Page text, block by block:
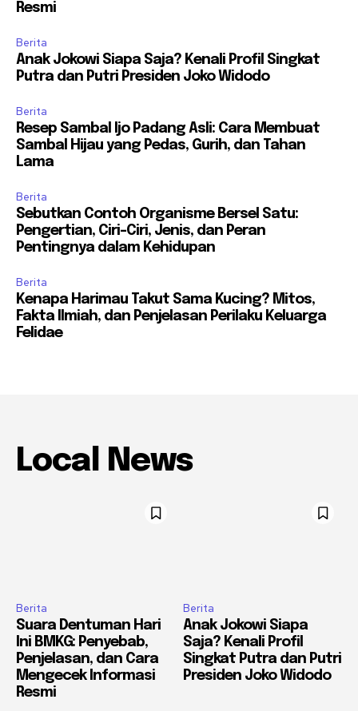
Resmi
Berita
Anak Jokowi Siapa Saja? Kenali Profil Singkat
Putra dan Putri Presiden Joko Widodo
Berita
Resep Sambal Ijo Padang Asli: Cara Membuat
Sambal Hijau yang Pedas, Gurih, dan Tahan
Lama
Berita
Sebutkan Contoh Organisme Bersel Satu:
Pengertian, Ciri-Ciri, Jenis, dan Peran
Pentingnya dalam Kehidupan
Berita
Kenapa Harimau Takut Sama Kucing? Mitos,
Fakta Ilmiah, dan Penjelasan Perilaku Keluarga
Felidae
Local News
Berita
Suara Dentuman Hari
Ini BMKG: Penyebab,
Penjelasan, dan Cara
Mengecek Informasi
Resmi
Berita
Anak Jokowi Siapa
Saja? Kenali Profil
Singkat Putra dan Putri
Presiden Joko Widodo